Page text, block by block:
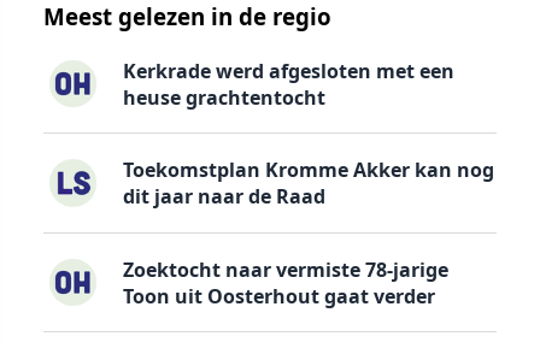
Meest gelezen in de regio
Kerkrade werd afgesloten met een
heuse grachtentocht
Toekomstplan Kromme Akker kan nog
dit jaar naar de Raad
Zoektocht naar vermiste 78-jarige
Toon uit Oosterhout gaat verder